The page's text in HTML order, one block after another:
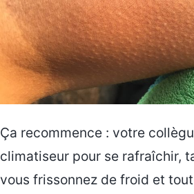
Ça recommence : votre
climatiseur pour se rafraîchir,
vous frissonnez de froid et